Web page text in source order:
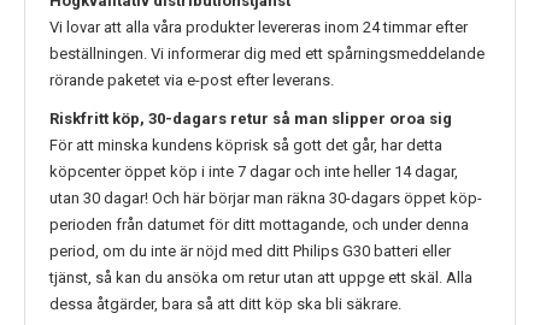
Vi lovar att alla våra produkter levereras inom 24 timmar efter
beställningen. Vi informerar dig med ett spårningsmeddelande
rörande paketet via e-post efter leverans.
Riskfritt köp, 30-dagars retur så man slipper oroa sig
För att minska kundens köprisk så gott det går, har detta
köpcenter öppet köp i inte 7 dagar och inte heller 14 dagar,
utan 30 dagar! Och här börjar man räkna 30-dagars öppet köp-
perioden från datumet för ditt mottagande, och under denna
period, om du inte är nöjd med ditt Philips G30 batteri eller
tjänst, så kan du ansöka om retur utan att uppge ett skäl. Alla
dessa åtgärder, bara så att ditt köp ska bli säkrare.